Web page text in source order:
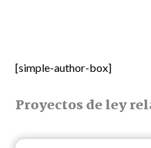
[simple-author-box]
Proyectos de ley